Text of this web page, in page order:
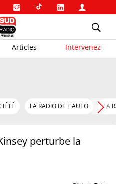
Articles Intervenez
LA RADIO DE L'AUTO LA
perturbe la